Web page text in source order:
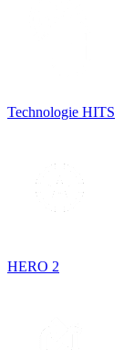
Technologie HITS
HERO 2